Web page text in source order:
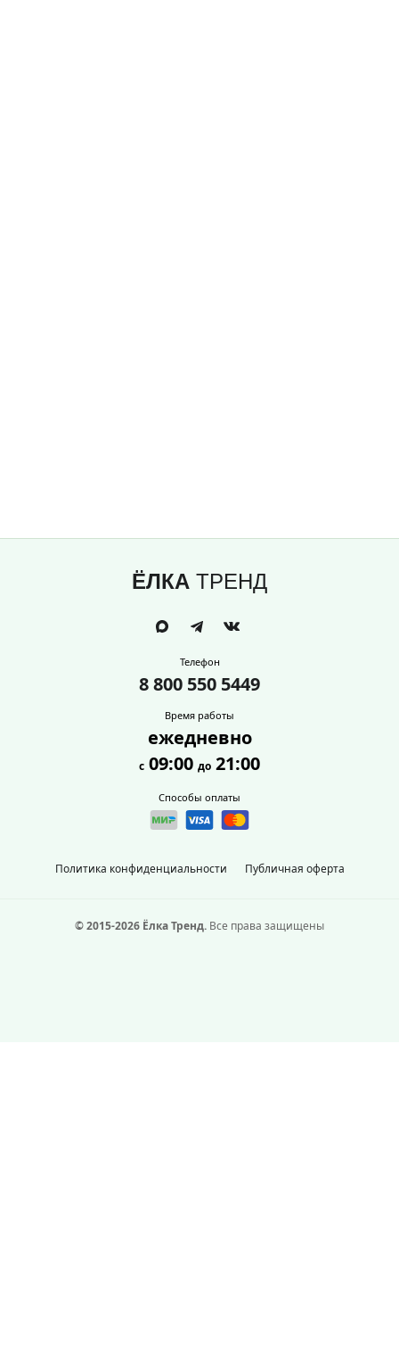
ЁЛКА ТРЕНД
Политика конфиденциальности Публичная оферта
Телефон
8 800 550 5449
Время работы
ежедневно
с 09:00 до 21:00
Способы оплаты
© 2015-2026 Ёлка Тренд. Все права защищены